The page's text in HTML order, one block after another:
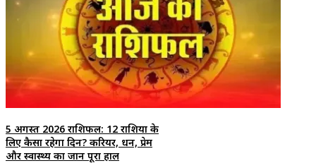
5 अगस्त 2026 राशिफल: 12 राशियों के
लिए कैसा रहेगा दिन? करियर, धन, प्रेम
और स्वास्थ्य का जानें पूरा हाल